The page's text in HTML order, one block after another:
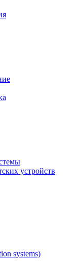
устройств
systems)